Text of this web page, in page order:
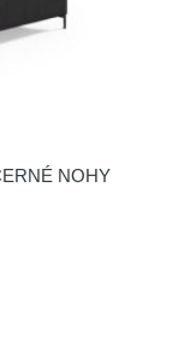
NOHY